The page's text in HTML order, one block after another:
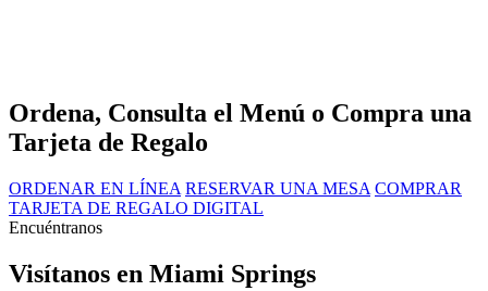
Ordena, Consulta el Menú o Compra una
Tarjeta de Regalo
ORDENAR EN LÍNEA RESERVAR UNA MESA COMPRAR
TARJETA DE REGALO DIGITAL
Encuéntranos
Visítanos en Miami Springs